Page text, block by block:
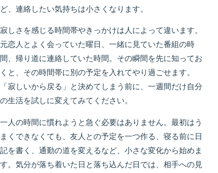
ど、連絡したい気持ちは小さくなります。
寂しさを感じる時間帯やきっかけは人によって違います。
元恋人とよく会っていた曜日、一緒に見ていた番組の時
間、帰り道に連絡していた時間。その瞬間を先に知ってお
くと、その時間帯に別の予定を入れてやり過ごせます。
「寂しいから戻る」と決めてしまう前に、一週間だけ自分
の生活を試しに変えてみてください。
一人の時間に慣れようと急ぐ必要はありません。最初はう
まくできなくても、友人との予定を一つ作る、寝る前に日
記を書く、通勤の道を変えるなど、小さな変化から始めま
す。気分が落ち着いた日と落ち込んだ日では、相手への見